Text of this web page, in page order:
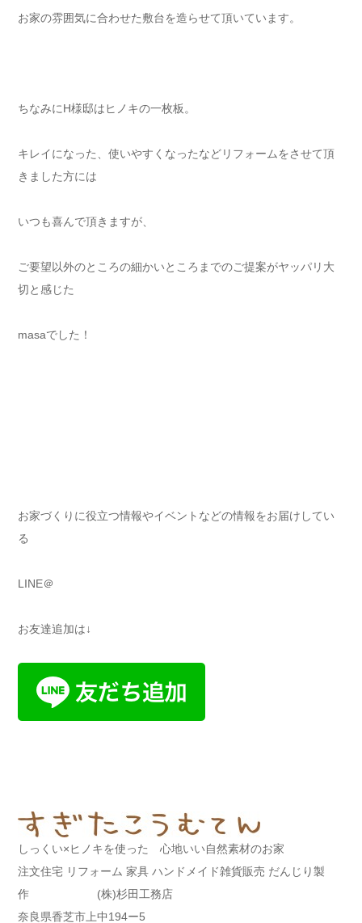
お家の雰囲気に合わせた敷台を造らせて頂いています。
ちなみにH様邸はヒノキの一枚板。
キレイになった、使いやすくなったなどリフォームをさせて頂
きました方には
いつも喜んで頂きますが、
ご要望以外のところの細かいところまでのご提案がヤッパリ大
切と感じた
masaでした！
お家づくりに役立つ情報やイベントなどの情報をお届けしてい
る
LINE＠
お友達追加は↓
しっくい×ヒノキを使った 心地いい自然素材のお家
注文住宅 リフォーム 家具 ハンドメイド雑貨販売 だんじり製
作 (株)杉田工務店
奈良県香芝市上中194ー5